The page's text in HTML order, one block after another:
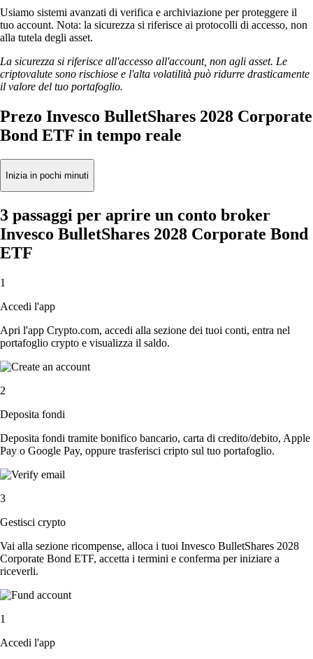
Usiamo sistemi avanzati di verifica e archiviazione per proteggere il
tuo account. Nota: la sicurezza si riferisce ai protocolli di accesso, non
alla tutela degli asset.
La sicurezza si riferisce all'accesso all'account, non agli asset. Le
criptovalute sono rischiose e l'alta volatilità può ridurre drasticamente
il valore del tuo portafoglio.
Prezo Invesco BulletShares 2028 Corporate
Bond ETF in tempo reale
Inizia in pochi minuti
3 passaggi per aprire un conto broker
Invesco BulletShares 2028 Corporate Bond
ETF
1
Accedi l'app
Apri l'app Crypto.com, accedi alla sezione dei tuoi conti, entra nel
portafoglio crypto e visualizza il saldo.
2
Deposita fondi
Deposita fondi tramite bonifico bancario, carta di credito/debito, Apple
Pay o Google Pay, oppure trasferisci cripto sul tuo portafoglio.
3
Gestisci crypto
Vai alla sezione ricompense, alloca i tuoi Invesco BulletShares 2028
Corporate Bond ETF, accetta i termini e conferma per iniziare a
riceverli.
1
Accedi l'app